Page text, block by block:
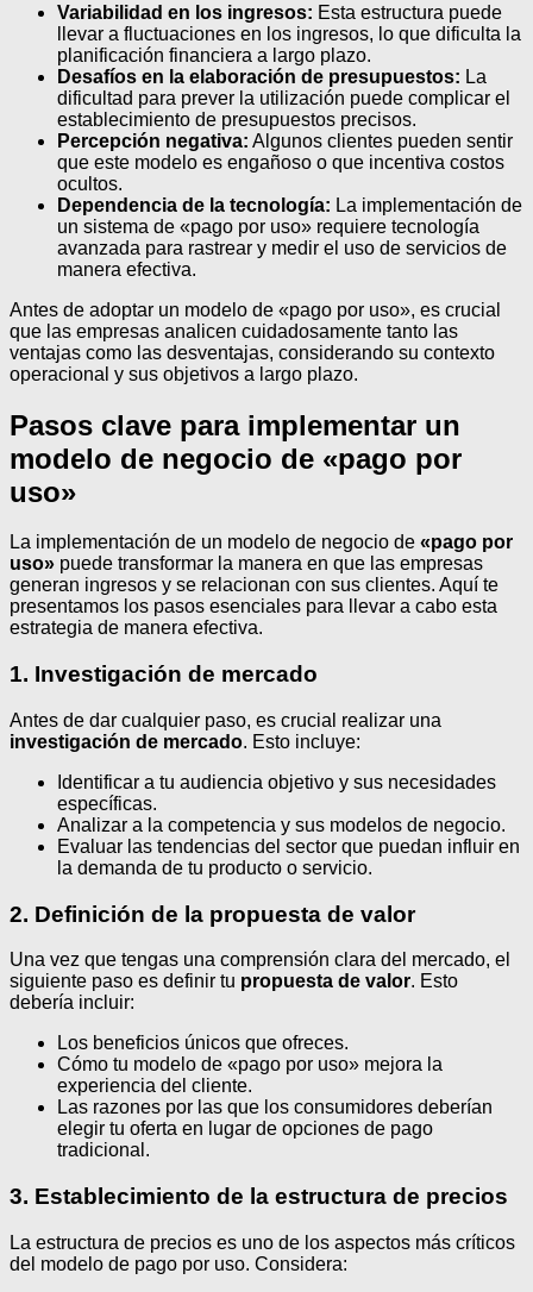
Variabilidad en los ingresos: Esta estructura puede
llevar a fluctuaciones en los ingresos, lo que dificulta la
planificación financiera a largo plazo.
Desafíos en la elaboración de presupuestos: La
dificultad para prever la utilización puede complicar el
establecimiento de presupuestos precisos.
Percepción negativa: Algunos clientes pueden sentir
que este modelo es engañoso o que incentiva costos
ocultos.
Dependencia de la tecnología: La implementación de
un sistema de «pago por uso» requiere tecnología
avanzada para rastrear y medir el uso de servicios de
manera efectiva.
Antes de adoptar un modelo de «pago por uso», es crucial
que las empresas analicen cuidadosamente tanto las
ventajas como las desventajas, considerando su contexto
operacional y sus objetivos a largo plazo.
Pasos clave para implementar un
modelo de negocio de «pago por
uso»
La implementación de un modelo de negocio de «pago por
uso» puede transformar la manera en que las empresas
generan ingresos y se relacionan con sus clientes. Aquí te
presentamos los pasos esenciales para llevar a cabo esta
estrategia de manera efectiva.
1. Investigación de mercado
Antes de dar cualquier paso, es crucial realizar una
investigación de mercado. Esto incluye:
Identificar a tu audiencia objetivo y sus necesidades
específicas.
Analizar a la competencia y sus modelos de negocio.
Evaluar las tendencias del sector que puedan influir en
la demanda de tu producto o servicio.
2. Definición de la propuesta de valor
Una vez que tengas una comprensión clara del mercado, el
siguiente paso es definir tu propuesta de valor. Esto
debería incluir:
Los beneficios únicos que ofreces.
Cómo tu modelo de «pago por uso» mejora la
experiencia del cliente.
Las razones por las que los consumidores deberían
elegir tu oferta en lugar de opciones de pago
tradicional.
3. Establecimiento de la estructura de precios
La estructura de precios es uno de los aspectos más críticos
del modelo de pago por uso. Considera: